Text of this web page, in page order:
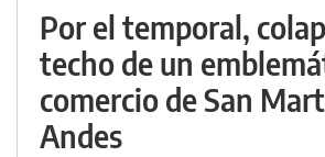
Por el temporal,
techo de un
comercio de San
Andes